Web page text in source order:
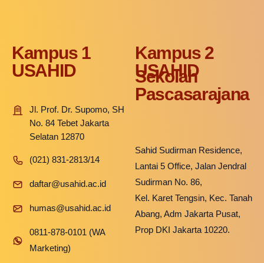
Kampus 1
USAHID
Jl. Prof. Dr. Supomo, SH
No. 84 Tebet Jakarta
Selatan 12870
(021) 831-2813/14
daftar@usahid.ac.id
humas@usahid.ac.id
0811-878-0101 (WA
Marketing)
Kampus 2
USAHID
Sekolah
Pascasarajana
Sahid Sudirman Residence,
Lantai 5 Office, Jalan Jendral
Sudirman No. 86,
Kel. Karet Tengsin, Kec. Tanah
Abang, Adm Jakarta Pusat,
Prop DKI Jakarta 10220.